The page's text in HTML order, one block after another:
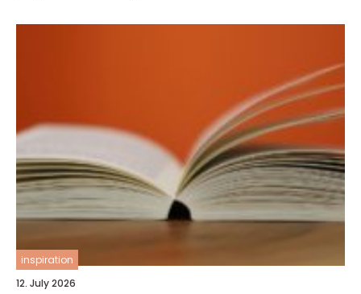
inspiration
12. July 2026